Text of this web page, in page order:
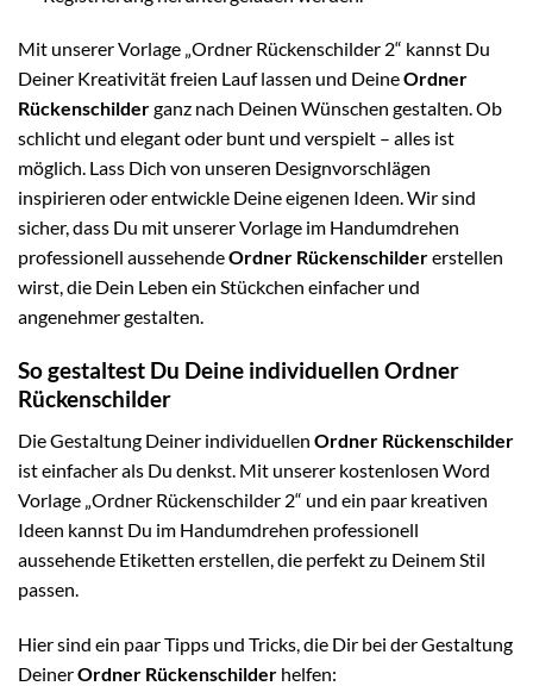
Mit unserer Vorlage „Ordner Rückenschilder 2“ kannst Du
Deiner Kreativität freien Lauf lassen und DeineOrdner
Rückenschilderganz nach Deinen Wünschen gestalten. Ob
schlicht und elegant oder bunt und verspielt – alles ist
möglich. Lass Dich von unseren Designvorschlägen
inspirieren oder entwickle Deine eigenen Ideen. Wir sind
sicher, dass Du mit unserer Vorlage im Handumdrehen
professionell aussehendeOrdner Rückenschildererstellen
wirst, die Dein Leben ein Stückchen einfacher und
angenehmer gestalten.
So gestaltest Du Deine individuellen Ordner
Rückenschilder
Die Gestaltung Deiner individuellen Ordner Rückenschilder
ist einfacher als Du denkst. Mit unserer kostenlosen Word
Vorlage „Ordner Rückenschilder 2“ und ein paar kreativen
Ideen kannst Du im Handumdrehen professionell
aussehende Etiketten erstellen, die perfekt zu Deinem Stil
passen.
Hier sind ein paar Tipps und Tricks, die Dir bei der Gestaltung
DeinerOrdner Rückenschilder helfen: